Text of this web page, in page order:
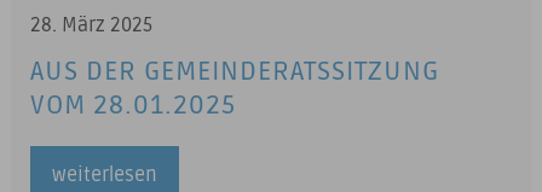
28. März 2025
AUS DER GEMEINDERATSSITZUNG
VOM 28.01.2025
weiterlesen